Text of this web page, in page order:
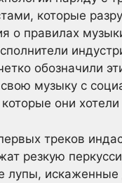
которые
о правилах
обозначили
музыку с
они хотели
треков
резкую
лупы, искаженные